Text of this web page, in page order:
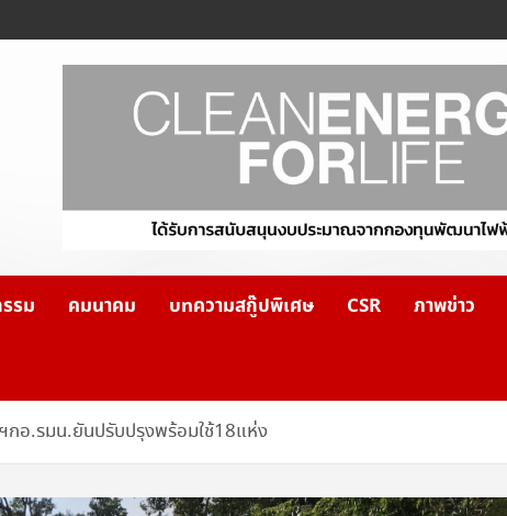
รม คมนาคม บทความสกู๊ปพิเศษ CSR ภาพข่าว
กอ.รมน.ยันปรับปรุงพร้อมใช้18แห่ง